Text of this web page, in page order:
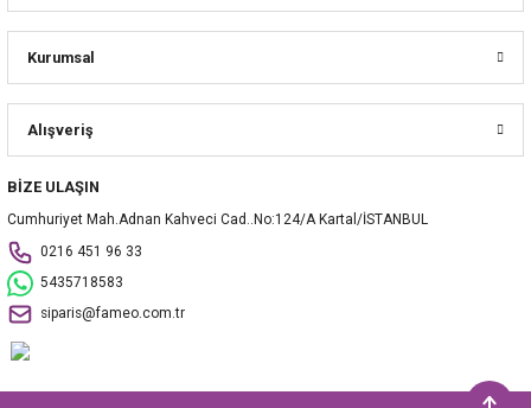
Kurumsal
Alışveriş
BİZE ULAŞIN
Cumhuriyet Mah.Adnan Kahveci Cad..No:124/A Kartal/İSTANBUL
0216 451 96 33
5435718583
siparis@fameo.com.tr